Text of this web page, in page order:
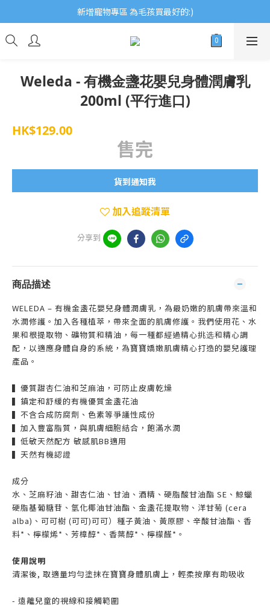
歡迎瀏覽ECCB個人護理專家 嚴選優質品牌
新增寵物專區 為毛孩買最好的:)
歡迎瀏覽ECCB個人護理專家 嚴選優質品牌
Weleda - 有機金盞花嬰兒身體潤膚乳
200ml (平行進口)
HK$129.00
售完
貨到通知我
加入追蹤清單
分享到
商品描述
WELEDA – 有機金盞花嬰兒身體潤膚乳，為最奶嫩的肌膚帶來溫和
水潤修護。加入各種植萃，帶來全面的肌膚修護。我們使用花、水
果和根提取物、礦物質和精油，每一種都經過精心挑选和精心調
配，以適應身體自身的系統，為寶寶嬌嫩肌膚精心打造的嬰兒護理
產品。
▍優質甜杏仁油和芝麻油，可防止皮膚乾燥
▍鎮定和舒緩的有機優質金盞花油
▍不含合成防腐劑、色素等爭議性成份
▍加入豐富脂質，與肌膚細胞結合，飽滿水潤
▍低敏天然配方 敏感肌BB適用
▍天然有機認證
成分
水、芝麻籽油、甜杏仁油、甘油、酒精、硬脂酸甘油酯 SE、鯨蠟
硬脂基葡糖苷、氫化椰油甘油酯、金盞花提取物、洋甘菊 (cera
alba)、可可樹 (可可)可可）種子黃油、黃原膠、辛酸甘油酯、香
料*、檸檬烯*、芳樟醇*、香葉醇*、檸檬醛*。
使用說明
清潔後, 取適量均勻塗抹在寶寶身體肌膚上，輕柔按摩有助吸收
- 遠離兒童的視線和接觸範圍